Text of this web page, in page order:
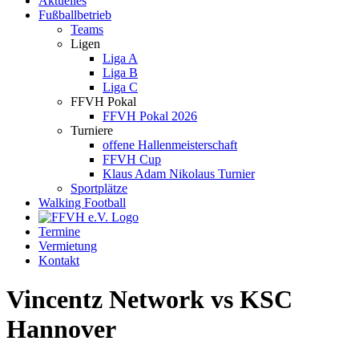
Fußballbetrieb
Teams
Ligen
Liga A
Liga B
Liga C
FFVH Pokal
FFVH Pokal 2026
Turniere
offene Hallenmeisterschaft
FFVH Cup
Klaus Adam Nikolaus Turnier
Sportplätze
Walking Football
Termine
Vermietung
Kontakt
Vincentz Network vs KSC
Hannover